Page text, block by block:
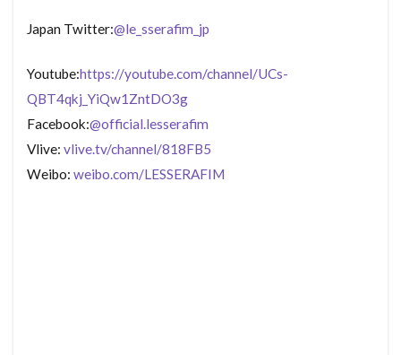
Japan Twitter:@le_sserafim_jp
Youtube:https://youtube.com/channel/UCs-
QBT4qkj_YiQw1ZntDO3g
Facebook:@official.lesserafim
Vlive: vlive.tv/channel/818FB5
Weibo: weibo.com/LESSERAFIM